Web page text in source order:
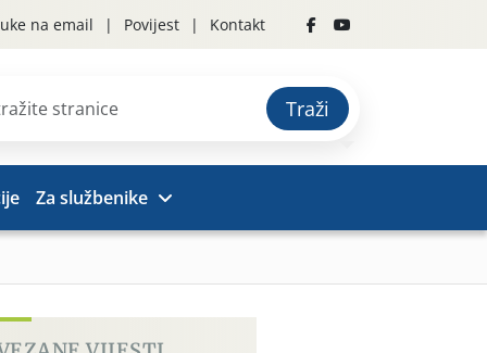
na email Povijest Kontakt
Traži
Za službenike